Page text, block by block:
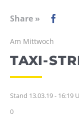
WEBRADIO
Share »
Am Mittwoch
TAXI-
Stand 13.03.19 - 16:19
0